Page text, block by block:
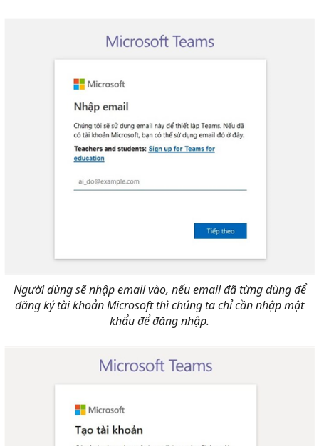
Người dùng sẽ nhập email vào, nếu email đã từng dùng để
đăng ký tài khoản Microsoft thì chúng ta chỉ cần nhập mật
khẩu để đăng nhập.